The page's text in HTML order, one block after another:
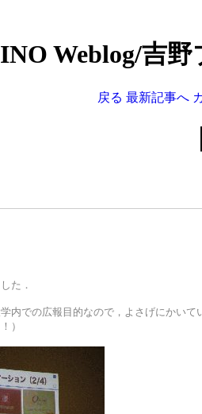
Weblog/吉
戻る 最新記事へ
た．
内での広報目的なので，よさげにかいて
）